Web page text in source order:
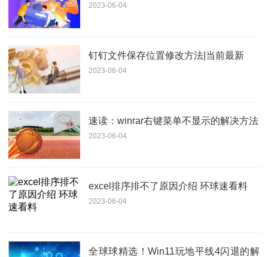
2023-06-04
钉钉文件保存位置修改方法|当前最新
2023-06-04
速读：winrar右键菜单不显示的解决方法
2023-06-04
excel排序排不了原因介绍 环球速看料
2023-06-04
全球球精选！Win11玩地平线4闪退的解